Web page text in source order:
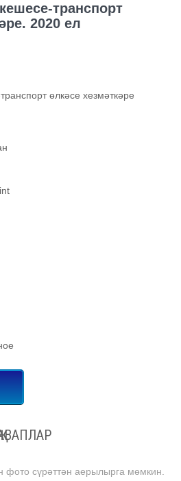
транспорт
2020 ел
өлкәсе хезмәткәре
сүрәттән аерылырга мөмкин.